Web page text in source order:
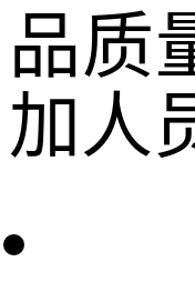
品质
加人